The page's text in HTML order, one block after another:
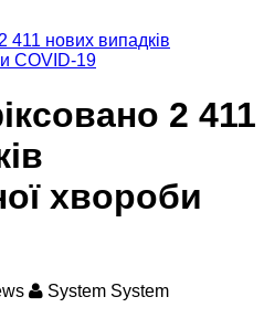
411 нових випадків
COVID-19
2 411
хвороби
System System